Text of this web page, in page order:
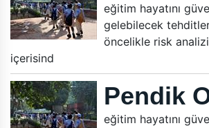
eğitim hayatını
gelebilecek
öncelikle risk
içerisind
Pendik
eğitim hayatını